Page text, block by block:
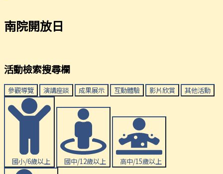
南院開放日
活動檢索搜尋欄
參觀導覽 演講座談 成果展示 互動體驗 影片欣賞 其他活動
國小/6歲以上 國中/12歲以上 高中/15歲以上